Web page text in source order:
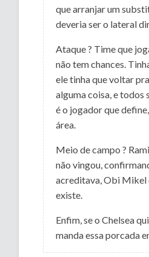
que arranjar um
deveria ser o lateral
Ataque ? Time que
não tem chances.
ele tinha que voltar
alguma coisa, e todos
é o jogador que
área.
Meio de campo ?
não vingou,
acreditava, Obi Mikel
existe.
Enfim, se o Chelsea
manda essa porcada